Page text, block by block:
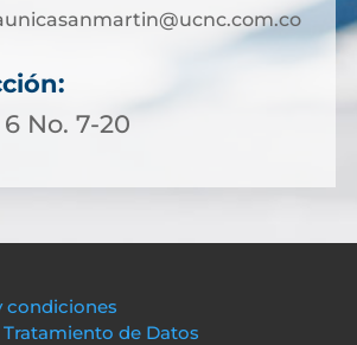
No. 7-20
condiciones
Tratamiento de Datos